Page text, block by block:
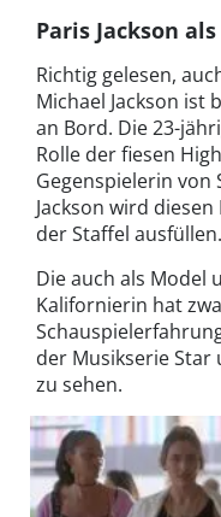
Paris Jackson
Richtig gelesen,
Michael Jackson
an Bord. Die 23-
Rolle der fiesen
Gegenspielerin
Jackson wird
der Staffel ausfüllen.
Die auch als Model
Kalifornierin hat
der Musikserie
zu sehen.